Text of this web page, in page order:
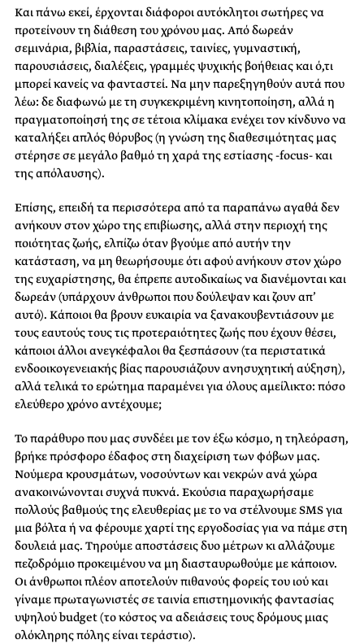
Και πάνω εκεί, έρχονται διάφοροι αυτόκλητοι σωτήρες να
προτείνουν τη διάθεση του χρόνου μας. Από δωρεάν
σεμινάρια, βιβλία, παραστάσεις, ταινίες, γυμναστική,
παρουσιάσεις, διαλέξεις, γραμμές ψυχικής βοήθειας και ό,τι
μπορεί κανείς να φανταστεί. Να μην παρεξηγηθούν αυτά που
λέω: δε διαφωνώ με τη συγκεκριμένη κινητοποίηση, αλλά η
πραγματοποίησή της σε τέτοια κλίμακα ενέχει τον κίνδυνο να
καταλήξει απλός θόρυβος (η γνώση της διαθεσιμότητας μας
στέρησε σε μεγάλο βαθμό τη χαρά της εστίασης -focus- και
της απόλαυσης).
Επίσης, επειδή τα περισσότερα από τα παραπάνω αγαθά δεν
ανήκουν στον χώρο της επιβίωσης, αλλά στην περιοχή της
ποιότητας ζωής, ελπίζω όταν βγούμε από αυτήν την
κατάσταση, να μη θεωρήσουμε ότι αφού ανήκουν στον χώρο
της ευχαρίστησης, θα έπρεπε αυτοδικαίως να διανέμονται και
δωρεάν (υπάρχουν άνθρωποι που δούλεψαν και ζουν απ’
αυτό). Κάποιοι θα βρουν ευκαιρία να ξανακουβεντιάσουν με
τους εαυτούς τους τις προτεραιότητες ζωής που έχουν θέσει,
κάποιοι άλλοι ανεγκέφαλοι θα ξεσπάσουν (τα περιστατικά
ενδοοικογενειακής βίας παρουσιάζουν ανησυχητική αύξηση),
αλλά τελικά το ερώτημα παραμένει για όλους αμείλικτο: πόσο
ελεύθερο χρόνο αντέχουμε;
Το παράθυρο που μας συνδέει με τον έξω κόσμο, η τηλεόραση,
βρήκε πρόσφορο έδαφος στη διαχείριση των φόβων μας.
Νούμερα κρουσμάτων, νοσούντων και νεκρών ανά χώρα
ανακοινώνονται συχνά πυκνά. Εκούσια παραχωρήσαμε
πολλούς βαθμούς της ελευθερίας με το να στέλνουμε SMS για
μια βόλτα ή να φέρουμε χαρτί της εργοδοσίας για να πάμε στη
δουλειά μας. Τηρούμε αποστάσεις δυο μέτρων κι αλλάζουμε
πεζοδρόμιο προκειμένου να μη διασταυρωθούμε με κάποιον.
Οι άνθρωποι πλέον αποτελούν πιθανούς φορείς του ιού και
γίναμε πρωταγωνιστές σε ταινία επιστημονικής φαντασίας
υψηλού budget (το κόστος να αδειάσεις τους δρόμους μιας
ολόκληρης πόλης είναι τεράστιο).